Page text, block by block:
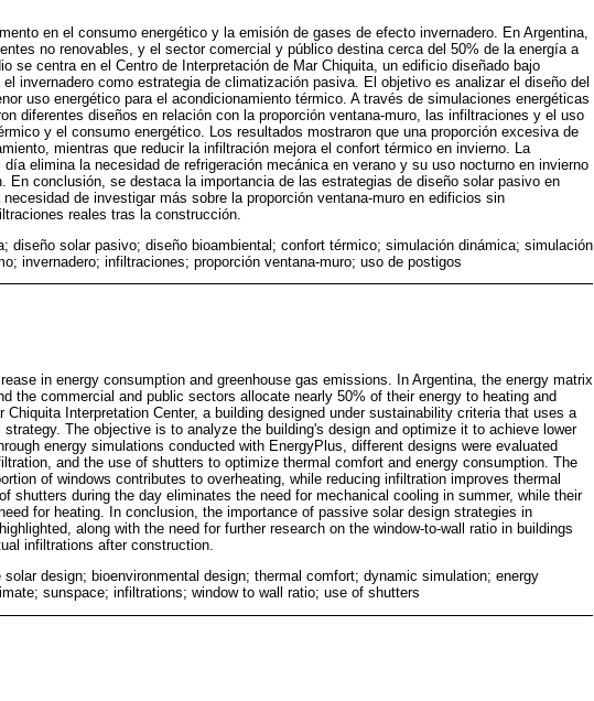
en el consumo energético y la emisión de gases de efecto invernadero. En Argentina,
no renovables, y el sector comercial y público destina cerca del 50% de la energía a
se centra en el Centro de Interpretación de Mar Chiquita, un edificio diseñado bajo
invernadero como estrategia de climatización pasiva. El objetivo es analizar el diseño del
uso energético para el acondicionamiento térmico. A través de simulaciones energéticas
diferentes diseños en relación con la proporción ventana-muro, las infiltraciones y el uso
y el consumo energético. Los resultados mostraron que una proporción excesiva de
mientras que reducir la infiltración mejora el confort térmico en invierno. La
elimina la necesidad de refrigeración mecánica en verano y su uso nocturno en invierno
En conclusión, se destaca la importancia de las estrategias de diseño solar pasivo en
de investigar más sobre la proporción ventana-muro en edificios sin
reales tras la construcción.
diseño solar pasivo; diseño bioambiental; confort térmico; simulación dinámica; simulación
invernadero; infiltraciones; proporción ventana-muro; uso de postigos
in energy consumption and greenhouse gas emissions. In Argentina, the energy matrix
the commercial and public sectors allocate nearly 50% of their energy to heating and
Interpretation Center, a building designed under sustainability criteria that uses a
The objective is to analyze the building's design and optimize it to achieve lower
energy simulations conducted with EnergyPlus, different designs were evaluated
and the use of shutters to optimize thermal comfort and energy consumption. The
of windows contributes to overheating, while reducing infiltration improves thermal
shutters during the day eliminates the need for mechanical cooling in summer, while their
for heating. In conclusion, the importance of passive solar design strategies in
along with the need for further research on the window-to-wall ratio in buildings
infiltrations after construction.
design; bioenvironmental design; thermal comfort; dynamic simulation; energy
sunspace; infiltrations; window to wall ratio; use of shutters